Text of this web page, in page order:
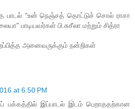
பாடல் "உன் நெஞ்சத் தொட்டுச் சொல் ராசா
பாடியவர்கள் பி.சுசீலா மற்றும் சித்ரா
அனைவருக்கும் நன்றிகள்
at 6:50 PM
இப்பாடல் இடம் பெறாததற்கான